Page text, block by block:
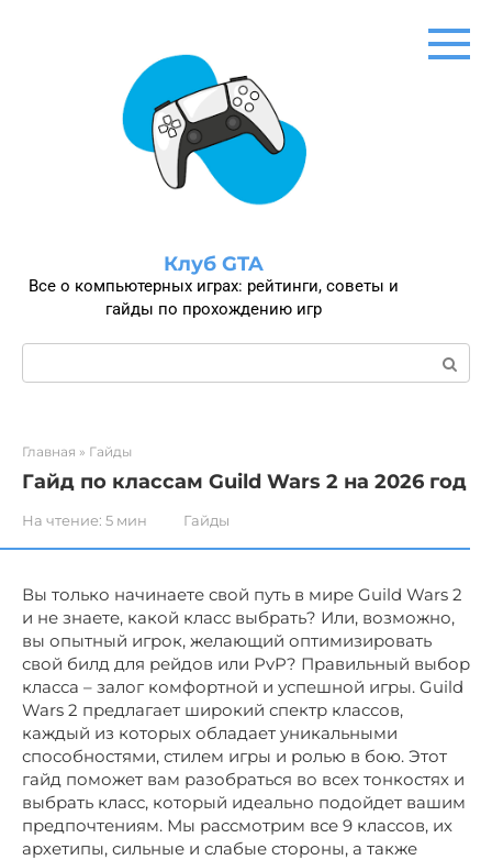
Клуб GTA
Все о компьютерных играх: рейтинги, советы и
гайды по прохождению игр
Поиск:
Главная » Гайды
Гайд по классам Guild Wars 2 на 2026 год
На чтение: 5 мин Гайды
Вы только начинаете свой путь в мире Guild Wars 2
и не знаете, какой класс выбрать? Или, возможно,
вы опытный игрок, желающий оптимизировать
свой билд для рейдов или PvP? Правильный выбор
класса – залог комфортной и успешной игры. Guild
Wars 2 предлагает широкий спектр классов,
каждый из которых обладает уникальными
способностями, стилем игры и ролью в бою. Этот
гайд поможет вам разобраться во всех тонкостях и
выбрать класс, который идеально подойдет вашим
предпочтениям. Мы рассмотрим все 9 классов, их
архетипы, сильные и слабые стороны, а также